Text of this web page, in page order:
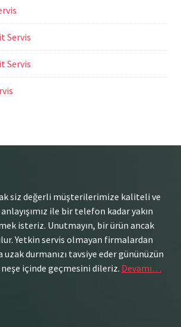
Servis
Servis
siz değerli müşterilerimize kaliteli ve
ile bir telefon kadar yakın
isteriz. Unutmayın, bir ürün ancak
Yetkin servis olmayan firmalardan
durmanızı tavsiye eder gününüzün
içinde geçmesini dileriz. Devamı…